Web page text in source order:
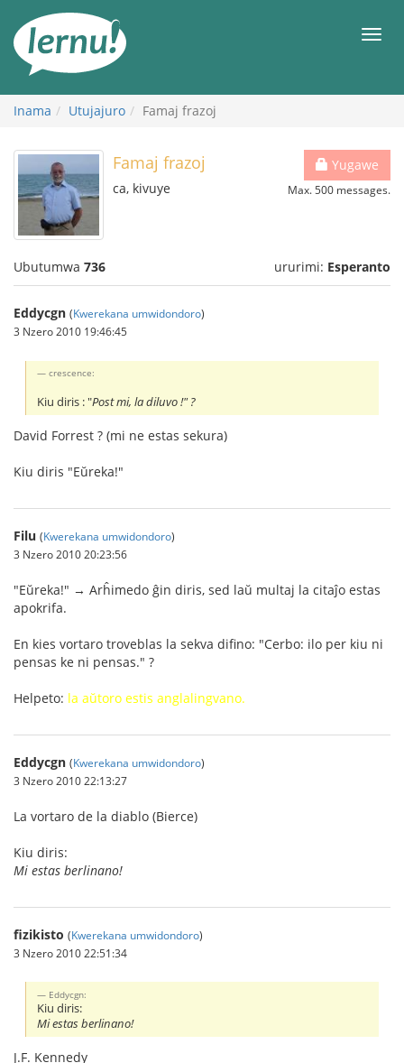
rupapuro
rw'ibirimwo
Inama Utujajuro Famaj frazoj
Yugawe
Max. 500 messages.
Famaj frazoj
ca, kivuye
Ubutumwa 736 ururimi: Esperanto
Eddycgn (Kwerekana umwidondoro)
3 Nzero 2010 19:46:45
crescence:
Kiu diris : "Post mi, la diluvo !" ?
David Forrest ? (mi ne estas sekura)
Kiu diris "Eŭreka!"
Filu (Kwerekana umwidondoro)
3 Nzero 2010 20:23:56
"Eŭreka!" → Arĥimedo ĝin diris, sed laŭ multaj la citaĵo estas
apokrifa.
En kies vortaro troveblas la sekva difino: "Cerbo: ilo per kiu ni
pensas ke ni pensas." ?
Helpeto: la aŭtoro estis anglalingvano.
Eddycgn (Kwerekana umwidondoro)
3 Nzero 2010 22:13:27
La vortaro de la diablo (Bierce)
Kiu diris:
Mi estas berlinano!
fizikisto (Kwerekana umwidondoro)
3 Nzero 2010 22:51:34
Eddycgn:
Kiu diris:
Mi estas berlinano!
J.F. Kennedy